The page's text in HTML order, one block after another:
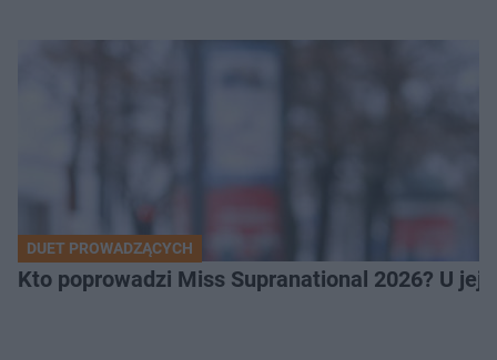
DUET PROWADZĄCYCH
Kto poprowadzi Miss Supranational 2026? U jej